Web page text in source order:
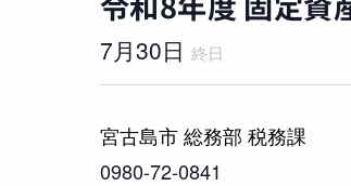
7月30日 終日
宮古島市 総務部 税務課
0980-72-0841